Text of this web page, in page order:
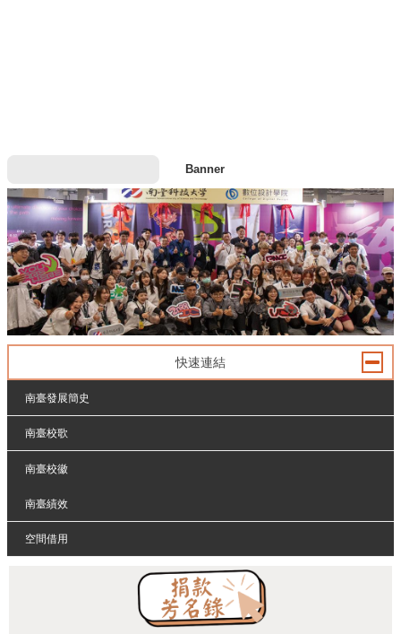
Banner
快速連結
南臺發展簡史
南臺校歌
南臺校徽
南臺績效
空間借用